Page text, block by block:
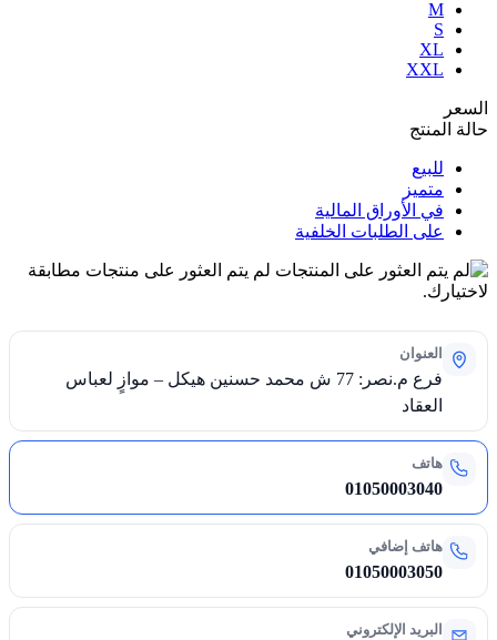
M
S
XL
XXL
السعر
حالة المنتج
للبيع
متميز
في الأوراق المالية
على الطلبات الخلفية
لم يتم العثور على منتجات مطابقة
لاختيارك.
العنوان
فرع م.نصر: 77 ش محمد حسنين هيكل – موازٍ لعباس
العقاد
هاتف
01050003040
هاتف إضافي
01050003050
البريد الإلكتروني